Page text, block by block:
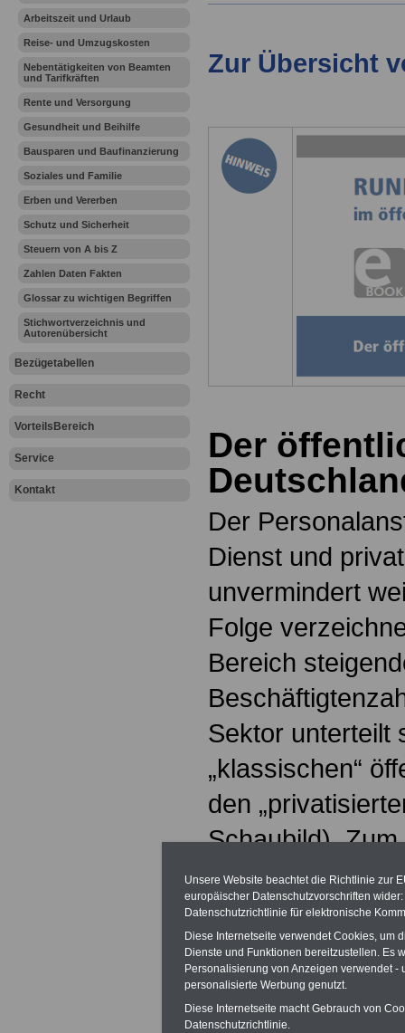
Arbeitszeit und Urlaub
Reise- und Umzugskosten
Nebentätigkeiten von Beamten
und Tarifkräften
Rente und Versorgung
Gesundheit und Beihilfe
Bausparen und Baufinanzierung
Soziales und Familie
Erben und Vererben
Schutz und Sicherheit
Steuern von A bis Z
Zahlen Daten Fakten
Glossar zu wichtigen Begriffen
Stichwortverzeichnis und
Autorenübersicht
Bezügetabellen
Recht
VorteilsBereich
Service
Kontakt
Zur Übersicht
Der
Der
Dienst und
unvermindert
Folge
Bereich
Sektor unterteilt
„klassischen“
den
Schaubild).
zählen auch
Einrichtungen
mit
Beteiligung.
Mio. Frauen
Unsere Website beachtet die Richtlinie zur
europäischer Datenschutzvorschriften
Datenschutzrichtlinie für elektronische
Diese Internetseite verwendet Cookies, um
Dienste und Funktionen bereitzustellen. Es
Personalisierung von Anzeigen verwendet
personalisierte Werbung genutzt.
Diese Internetseite macht Gebrauch von
Datenschutzrichtlinie.